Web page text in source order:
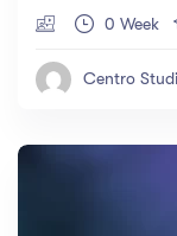
0 Week
Centro Studi